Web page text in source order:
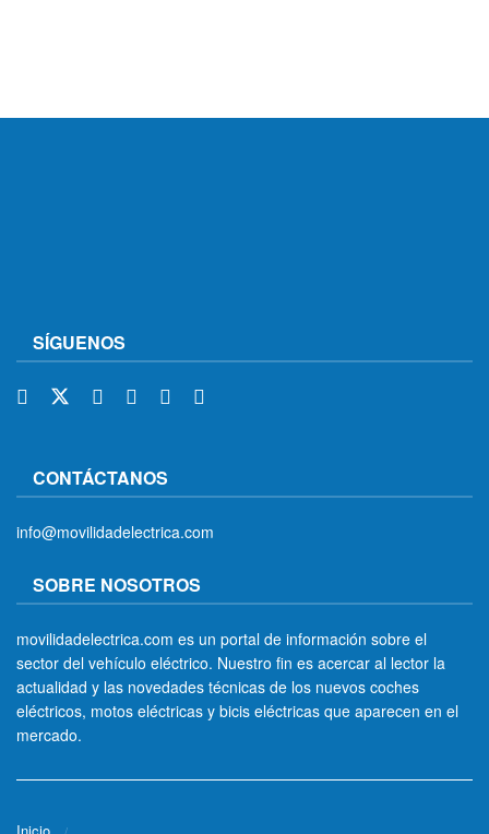
SÍGUENOS
CONTÁCTANOS
info@movilidadelectrica.com
SOBRE NOSOTROS
movilidadelectrica.com es un portal de información sobre el
sector del vehículo eléctrico. Nuestro fin es acercar al lector la
actualidad y las novedades técnicas de los nuevos coches
eléctricos, motos eléctricas y bicis eléctricas que aparecen en el
mercado.
Inicio